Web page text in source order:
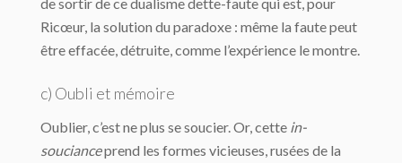
Ricœur, la solution du paradoxe : même la faute peut
être effacée, détruite, comme l’expérience le montre.
c) Oubli et mémoire
Oublier, c’est ne plus se soucier. Or, cette in-
soucianceprend les formes vicieuses, rusées de la